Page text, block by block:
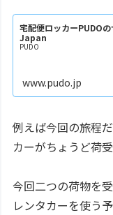
宅配便ロッカーPUDO
Japan
PUDO
www.pudo.jp
例えば今回の旅程
カーがちょうど荷
今回二つの荷物を
レンタカーを使う